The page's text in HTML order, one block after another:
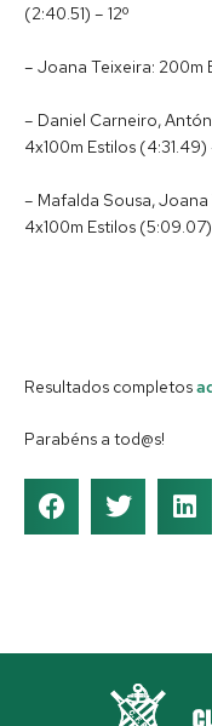
(2:40.51) – 12º
– Joana Teixeira: 200m
– Daniel Carneiro,
4x100m Estilos (4:31.49)
– Mafalda Sousa,
4x100m Estilos (5:09.07)
Resultados completos
Parabéns a tod@s!